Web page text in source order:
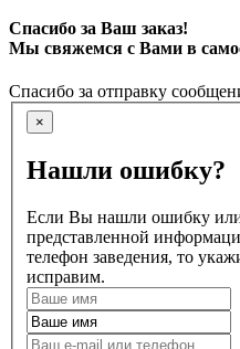
Спасибо за Ваш заказ!
Мы свяжемся с Вами в
Спасибо за отправку
×
Нашли ошибку?
Если Вы нашли ошибку или
представленной
телефон заведения, то
исправим.